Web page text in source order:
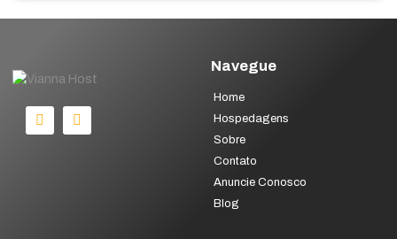
Navegue
Home
Hospedagens
Sobre
Contato
Anuncie Conosco
Blog